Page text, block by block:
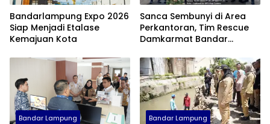
Bandarlampung Expo 2026
Siap Menjadi Etalase
Kemajuan Kota
Sanca Sembunyi di Area
Perkantoran, Tim Rescue
Damkarmat Bandar
Bandar Lampung Bandar Lampung